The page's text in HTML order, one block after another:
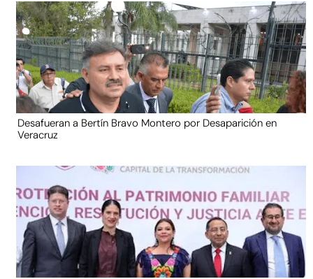
Desafueran a Bertín Bravo Montero por Desaparición en
Veracruz